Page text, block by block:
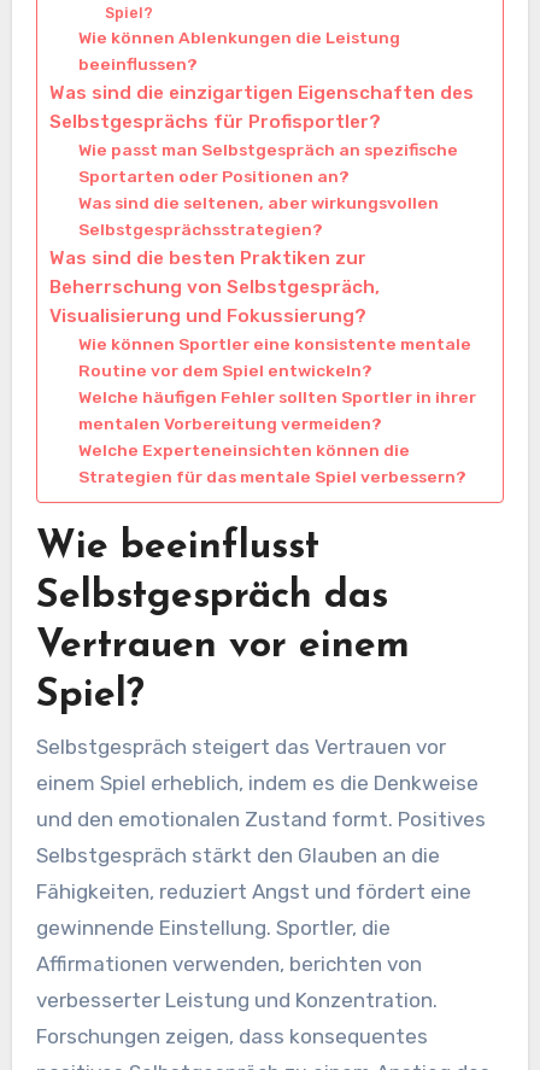
Spiel?
Wie können Ablenkungen die Leistung
beeinflussen?
Was sind die einzigartigen Eigenschaften des
Selbstgesprächs für Profisportler?
Wie passt man Selbstgespräch an spezifische
Sportarten oder Positionen an?
Was sind die seltenen, aber wirkungsvollen
Selbstgesprächsstrategien?
Was sind die besten Praktiken zur
Beherrschung von Selbstgespräch,
Visualisierung und Fokussierung?
Wie können Sportler eine konsistente mentale
Routine vor dem Spiel entwickeln?
Welche häufigen Fehler sollten Sportler in ihrer
mentalen Vorbereitung vermeiden?
Welche Experteneinsichten können die
Strategien für das mentale Spiel verbessern?
Wie beeinflusst
Selbstgespräch das
Vertrauen vor einem
Spiel?
Selbstgespräch steigert das Vertrauen vor
einem Spiel erheblich, indem es die Denkweise
und den emotionalen Zustand formt. Positives
Selbstgespräch stärkt den Glauben an die
Fähigkeiten, reduziert Angst und fördert eine
gewinnende Einstellung. Sportler, die
Affirmationen verwenden, berichten von
verbesserter Leistung und Konzentration.
Forschungen zeigen, dass konsequentes